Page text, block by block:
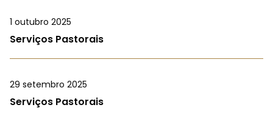
1 outubro 2025
Serviços Pastorais
29 setembro 2025
Serviços Pastorais